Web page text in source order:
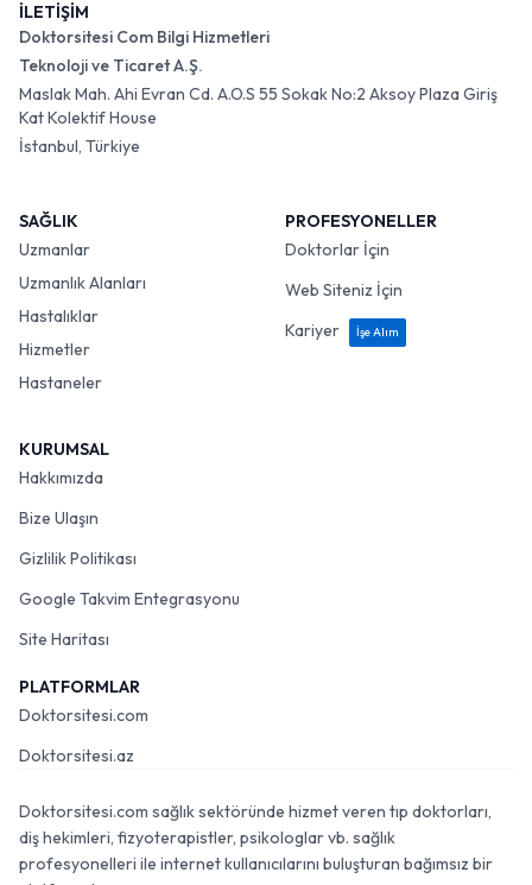
İLETİŞİM
Doktorsitesi Com Bilgi Hizmetleri
Teknoloji ve Ticaret A.Ş.
Maslak Mah. Ahi Evran Cd. A.O.S 55 Sokak No:2 Aksoy Plaza Giriş
Kat Kolektif House
İstanbul, Türkiye
SAĞLIK
Uzmanlar
Uzmanlık Alanları
Hastalıklar
Hizmetler
Hastaneler
PROFESYONELLER
Doktorlar İçin
Web Siteniz İçin
Kariyer
İşe Alım
KURUMSAL
Hakkımızda
Bize Ulaşın
Gizlilik Politikası
Google Takvim Entegrasyonu
Site Haritası
PLATFORMLAR
Doktorsitesi.com
Doktorsitesi.az
Doktorsitesi.com sağlık sektöründe hizmet veren tıp doktorları,
diş hekimleri, fizyoterapistler, psikologlar vb. sağlık
profesyonelleri ile internet kullanıcılarını buluşturan bağımsız bir